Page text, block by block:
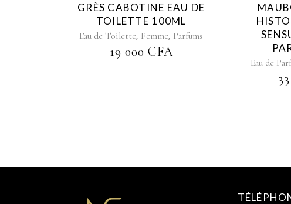
GRÈS CABOTINE EAU DE
TOILETTE 100ML
Eau de Toilette, Femme, Parfums
19 000CFA
Eau de